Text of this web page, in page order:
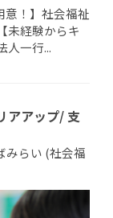
意！】社会福祉
未経験からキ
人一行...
アアップ/ 支
みらい (社会福